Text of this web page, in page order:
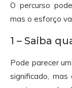
O percurso
mas o esforço
1 – Saiba
Pode parecer
significado,